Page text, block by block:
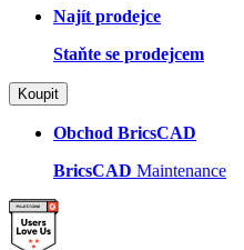
Najít prodejce
Staňte se prodejcem
Koupit
Obchod BricsCAD
BricsCAD Maintenance